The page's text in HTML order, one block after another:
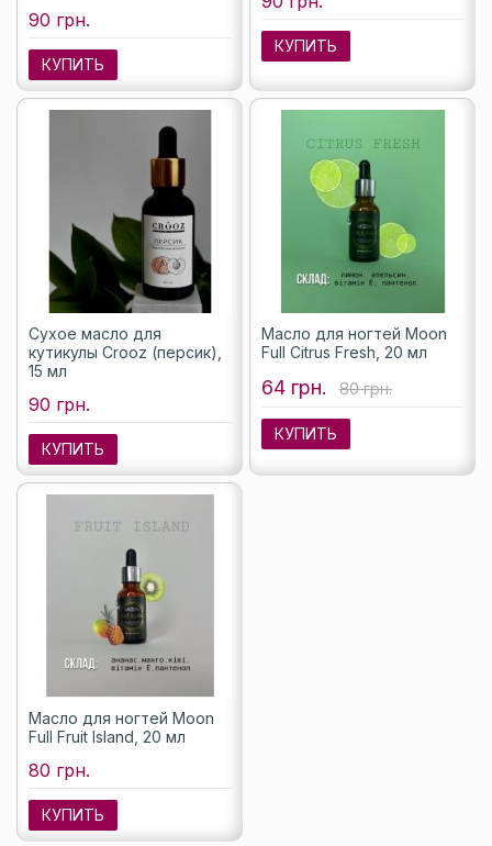
90 грн.
КУПИТЬ
КУПИТЬ
Сухое масло для
кутикулы Crooz (персик),
15 мл
90 грн.
КУПИТЬ
Масло для ногтей Moon
Full Citrus Fresh, 20 мл
64 грн. 80 грн.
КУПИТЬ
Масло для ногтей Moon
Full Fruit Island, 20 мл
80 грн.
КУПИТЬ